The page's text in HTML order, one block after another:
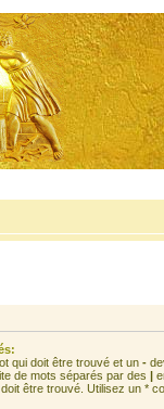
qui doit être trouvé et un -
de mots séparés par des |
être trouvé. Utilisez un *